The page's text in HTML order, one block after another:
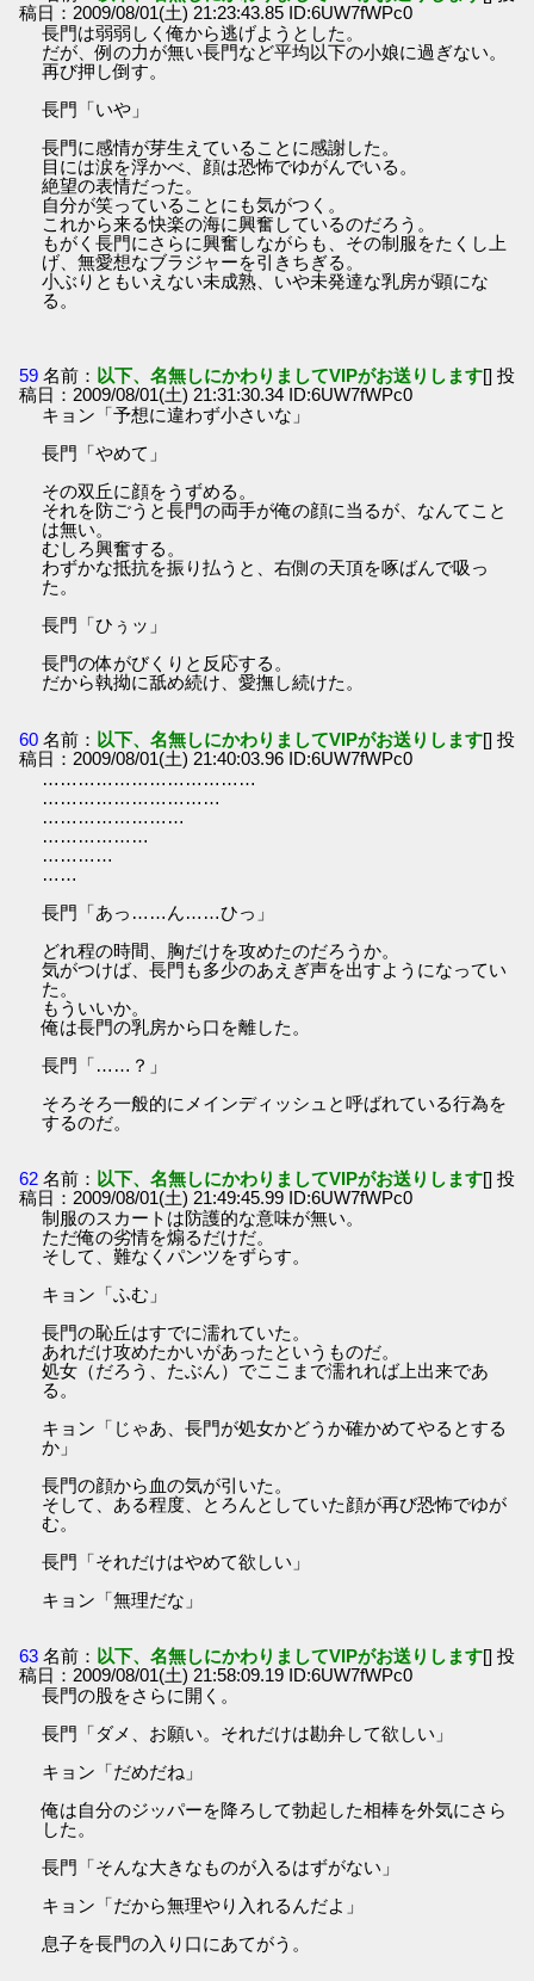
稿日：2009/08/01(土) 21:23:43.85 ID:6UW7fWPc0
長門は弱弱しく俺から逃げようとした。
だが、例の力が無い長門など平均以下の小娘に過ぎない。
再び押し倒す。
長門「いや」
長門に感情が芽生えていることに感謝した。
目には涙を浮かべ、顔は恐怖でゆがんでいる。
絶望の表情だった。
自分が笑っていることにも気がつく。
これから来る快楽の海に興奮しているのだろう。
もがく長門にさらに興奮しながらも、その制服をたくし上
げ、無愛想なブラジャーを引きちぎる。
小ぶりともいえない未成熟、いや未発達な乳房が顕にな
る。
59 名前： 以下、名無しにかわりましてVIPがお送りします[] 投
稿日：2009/08/01(土) 21:31:30.34 ID:6UW7fWPc0
キョン「予想に違わず小さいな」
長門「やめて」
その双丘に顔をうずめる。
それを防ごうと長門の両手が俺の顔に当るが、なんてこと
は無い。
むしろ興奮する。
わずかな抵抗を振り払うと、右側の天頂を啄ばんで吸っ
た。
長門「ひぅッ」
長門の体がびくりと反応する。
だから執拗に舐め続け、愛撫し続けた。
60 名前： 以下、名無しにかわりましてVIPがお送りします[] 投
稿日：2009/08/01(土) 21:40:03.96 ID:6UW7fWPc0
………………………………
…………………………
……………………
………………
…………
……
長門「あっ……ん……ひっ」
どれ程の時間、胸だけを攻めたのだろうか。
気がつけば、長門も多少のあえぎ声を出すようになってい
た。
もういいか。
俺は長門の乳房から口を離した。
長門「……？」
そろそろ一般的にメインディッシュと呼ばれている行為を
するのだ。
62 名前： 以下、名無しにかわりましてVIPがお送りします[] 投
稿日：2009/08/01(土) 21:49:45.99 ID:6UW7fWPc0
制服のスカートは防護的な意味が無い。
ただ俺の劣情を煽るだけだ。
そして、難なくパンツをずらす。
キョン「ふむ」
長門の恥丘はすでに濡れていた。
あれだけ攻めたかいがあったというものだ。
処女（だろう、たぶん）でここまで濡れれば上出来であ
る。
キョン「じゃあ、長門が処女かどうか確かめてやるとする
か」
長門の顔から血の気が引いた。
そして、ある程度、とろんとしていた顔が再び恐怖でゆが
む。
長門「それだけはやめて欲しい」
キョン「無理だな」
63 名前： 以下、名無しにかわりましてVIPがお送りします[] 投
稿日：2009/08/01(土) 21:58:09.19 ID:6UW7fWPc0
長門の股をさらに開く。
長門「ダメ、お願い。それだけは勘弁して欲しい」
キョン「だめだね」
俺は自分のジッパーを降ろして勃起した相棒を外気にさら
した。
長門「そんな大きなものが入るはずがない」
キョン「だから無理やり入れるんだよ」
息子を長門の入り口にあてがう。